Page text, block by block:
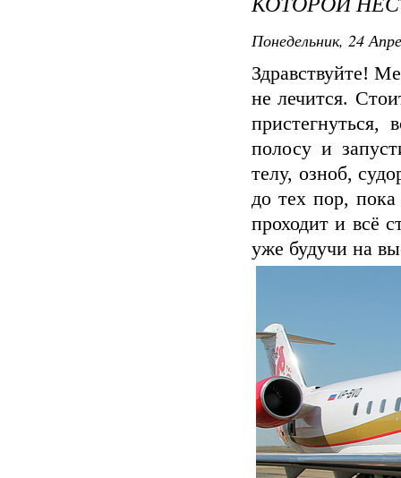
Понедельник, 24
Здравствуйте!
не лечится.
полосу и
телу, озноб,
до тех пор,
проходит и всё
уже будучи на